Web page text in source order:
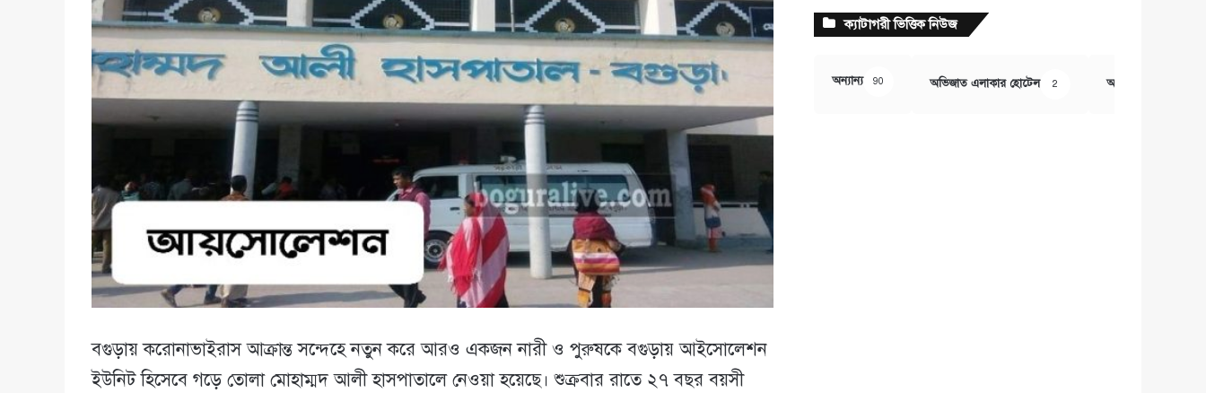
বগুড়ায় করোনাভাইরাস আক্রান্ত সন্দেহে নতুন করে আরও একজন নারী ও পুরুষকে বগুড়ায় আইসোলেশন
ইউনিট হিসেবে গড়ে তোলা মোহাম্মদ আলী হাসপাতালে নেওয়া হয়েছে। শুক্রবার রাতে ২৭ বছর বয়সী
ক্যাটাগরী ভিত্তিক নিউজ
অন্যান্য 90 অভিজাত এলাকার হোটেল 2 অর্থ ও বানিজ্য